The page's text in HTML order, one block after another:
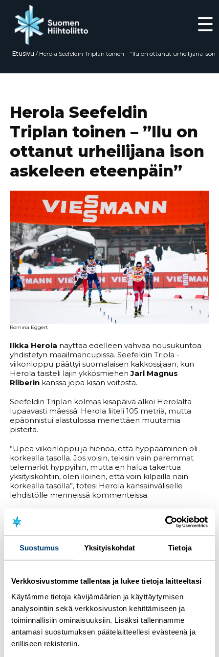
Suostumus Yksityiskohdat Tietoja
Verkkosivustomme tallentaa ja lukee tietoja laitteeltasi
Käytämme tietoja kävijämäärien ja käyttäytymisen
analysointiin sekä verkkosivuston kehittämiseen ja
toiminnallisiin ominaisuuksiin. Lisäksi tallennamme
antamasi suostumuksen päätelaitteellesi evästeenä ja
erilliseen rekisteriin.
☰
Etusivu / Herola Seefeldin Triplan toinen – ”Ilu on ottanut urheilijana ison
Herola Seefeldin
Triplan toinen – ”Ilu on
ottanut urheilijana ison
askeleen eteenpäin”
Romina Eggert
Ilkka Herola näyttää edelleen vahvaa nousukuntoa
yhdistetyn maailmancupissa. Seefeldin Tripla -
viikonloppu päättyi suomalaisen kakkossijaan, kun
Herola taisteli lajin ykkösmiehenJarl Magnus
Riiberin kanssa jopa kisan voitosta.
Seefeldin Triplan kolmas kisapäivä alkoi Herolalta
lupaavasti mäessä. Herola liiteli 105 metriä, mutta
epäonnistui alastulossa menettäen muutamia
pisteitä.
”Upea viikonloppu ja hienoa, että hyppääminen oli
korkealla tasolla. Jos voisin, tekisin vain paremmat
telemarkit hyppyihin, mutta en halua takertua
yksityiskohtiin, olen iloinen, että voin kilpailla näin
korkealla tasolla”, totesi Herola kansainväliselle
lehdistölle menneissä kommenteissa.
15 kilometrin hiihto-osuudelle lähdettäessä aikaero oli
Norjan Jarl Magnus Riiberiin minuutti ja kahdeksan
Lauantaista ei kuitenkaan ollut jälkeäkään ja Herola
osuusajan. Minuutin ero Riiberiin oli hiihdetty kiinni
”Eilen vähän sen hiihtämisen kanssa oli haasteita, ja
tänään oli itseluottamus hukassa hiihto-osuuteen
piti tehdä töitä. Se söi vähän pitkää loppukiriä, millä
olisi Riiberin voinut lyödä lopussa. Se, että oli